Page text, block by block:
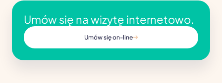
Umów się na wizytę internetowo.
Umów się on-line